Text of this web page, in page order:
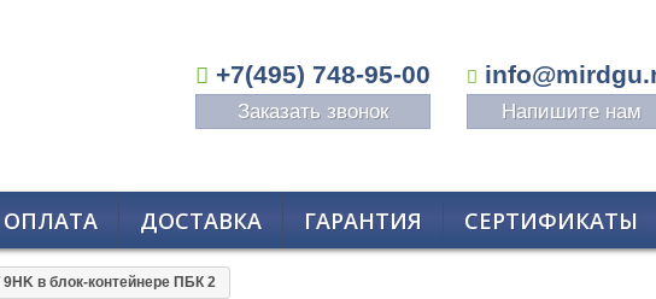
+7(495) 748-95-00
Заказать звонок Напишите нам
ОПЛАТА ДОСТАВКА ГАРАНТИЯ СЕРТИФИКАТЫ
в блок-контейнере ПБК 2